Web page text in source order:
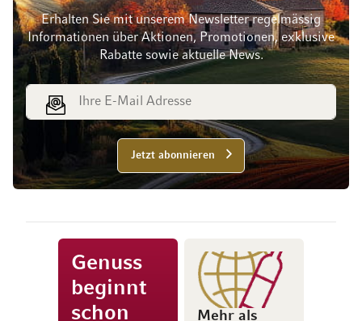
Erhalten Sie mit unserem Newsletter regelmässig
Informationen über Aktionen, Promotionen, exklusive
Rabatte sowie aktuelle News.
E-Mail Adresse
Jetzt abonnieren
Genuss
beginnt
schon
Mehr als